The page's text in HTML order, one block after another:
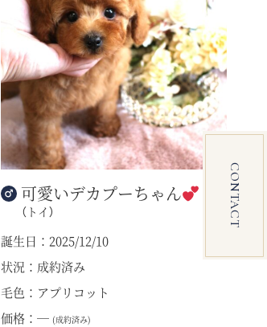
可愛いデカプーちゃん
（トイ）
誕生日：2025/12/10
状況：成約済み
毛色：アプリコット
価格：― (成約済み)
CONTACT